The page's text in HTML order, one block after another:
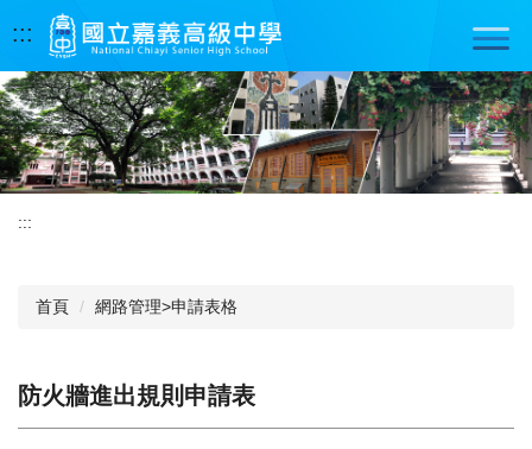
到
要
內
容
區
:::
:::
首頁 網路管理>申請表格
防火牆進出規則申請表